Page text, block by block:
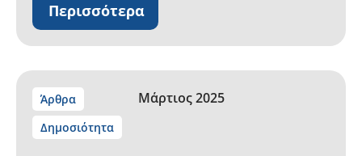
Περισσότερα
Άρθρα
Δημοσιότητα
Μάρτιος 2025